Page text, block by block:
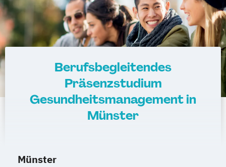
Berufsbegleitendes
Präsenzstudium
Gesundheitsmanagement in
Münster
Münster